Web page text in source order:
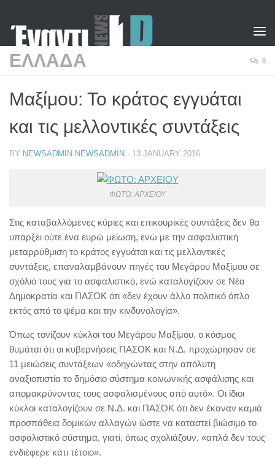
ΕΛΛΑΔΑ 0
Μαξίμου: Το κράτος εγγυάται
και τις μελλοντικές συντάξεις
BY NEWSADMIN NEWSADMIN · 13 JANUARY 2016
ΦΩΤΟ: ΑΡΧΕΙΟΥ
Στις καταβαλλόμενες κύριες και επικουρικές συντάξεις δεν θα
υπάρξει ούτε ένα ευρώ μείωση, ενώ με την ασφαλιστική
μεταρρύθμιση το κράτος εγγυάται και τις μελλοντικές
συντάξεις, επαναλαμβάνουν πηγές του Μεγάρου Μαξίμου σε
σχόλιό τους για το ασφαλιστικό, ενώ καταλογίζουν σε Νέα
Δημοκρατία και ΠΑΣΟΚ ότι «δεν έχουν άλλο πολιτικό όπλο
εκτός από το ψέμα και την κινδυνολογία».
Όπως τονίζουν κύκλοι του Μεγάρου Μαξίμου, ο κόσμος
θυμάται ότι οι κυβερνήσεις ΠΑΣΟΚ και Ν.Δ. προχώρησαν σε
11 μειώσεις συντάξεων «οδηγώντας στην απόλυτη
αναξιοπιστία το δημόσιο σύστημα κοινωνικής ασφάλισης και
απομακρύνοντας τους ασφαλισμένους από αυτό». Οι ίδιοι
κύκλοι καταλογίζουν σε Ν.Δ. και ΠΑΣΟΚ ότι δεν έκαναν καμιά
προσπάθεια δομικών αλλαγών ώστε να καταστεί βιώσιμο το
ασφαλιστικό σύστημα, γιατί, όπως σχολιάζουν, «απλά δεν τους
ενδιέφερε κάτι τέτοιο».